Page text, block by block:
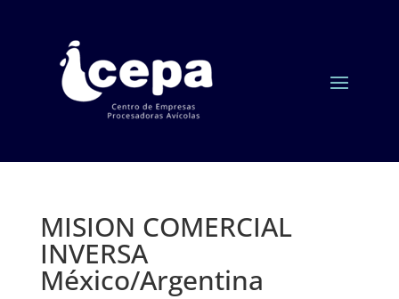
MISION COMERCIAL
INVERSA
México/Argentina